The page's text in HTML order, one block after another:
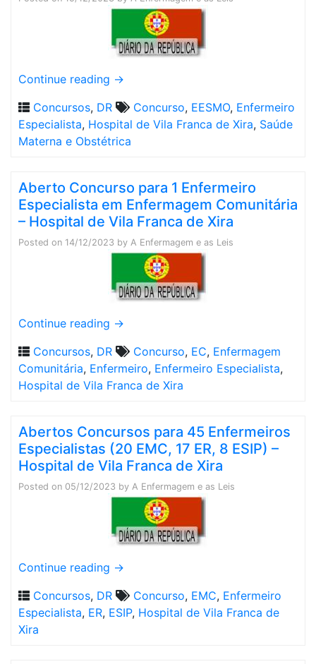
Continue reading →
Concursos, DR Concurso, EESMO, Enfermeiro
Especialista, Hospital de Vila Franca de Xira, Saúde
Materna e Obstétrica
Aberto Concurso para 1 Enfermeiro
Especialista em Enfermagem Comunitária
– Hospital de Vila Franca de Xira
Posted on 14/12/2023 by A Enfermagem e as Leis
Continue reading →
Concursos, DR Concurso, EC, Enfermagem
Comunitária, Enfermeiro, Enfermeiro Especialista,
Hospital de Vila Franca de Xira
Abertos Concursos para 45 Enfermeiros
Especialistas (20 EMC, 17 ER, 8 ESIP) –
Hospital de Vila Franca de Xira
Posted on 05/12/2023 by A Enfermagem e as Leis
Continue reading →
Concursos, DR Concurso, EMC, Enfermeiro
Especialista, ER, ESIP, Hospital de Vila Franca de
Xira